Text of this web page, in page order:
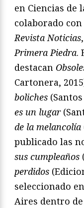
en Ciencias de
colaborado
Revista Noticias
Primera Piedra.
destacan
Cartonera,
boliches
es un lugar
de la melancolía
publicado las
sus cumpleaños
perdidos
seleccionado
Aires dentro